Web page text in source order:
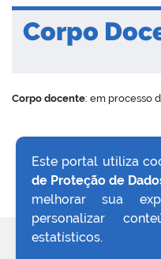
Corpo
Corpo docente: em processo
VOLTAR
Este portal utiliza
de Proteção de
melhorar sua
personalizar
estatísticos.